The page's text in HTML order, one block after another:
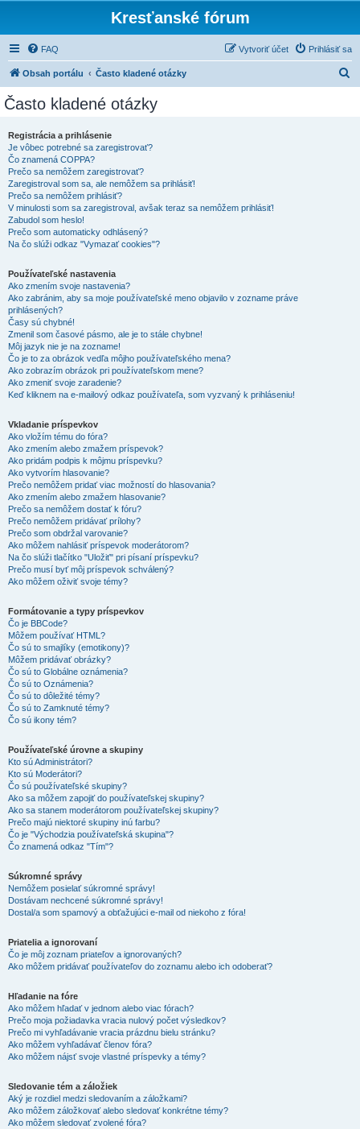
Kresťanské fórum
FAQ Prihlásiť sa
Vytvoriť účet
Obsah portálu Často kladené otázky
Často kladené otázky
Registrácia a prihlásenie
Je vôbec potrebné sa zaregistrovať?
Čo znamená COPPA?
Prečo sa nemôžem zaregistrovať?
Zaregistroval som sa, ale nemôžem sa prihlásiť!
Prečo sa nemôžem prihlásiť?
V minulosti som sa zaregistroval, avšak teraz sa nemôžem prihlásiť!
Zabudol som heslo!
Prečo som automaticky odhlásený?
Na čo slúži odkaz "Vymazať cookies"?
Používateľské nastavenia
Ako zmením svoje nastavenia?
Ako zabránim, aby sa moje používateľské meno objavilo v zozname práve
prihlásených?
Časy sú chybné!
Zmenil som časové pásmo, ale je to stále chybne!
Môj jazyk nie je na zozname!
Čo je to za obrázok vedľa môjho používateľského mena?
Ako zobrazím obrázok pri používateľskom mene?
Ako zmeniť svoje zaradenie?
Keď kliknem na e-mailový odkaz používateľa, som vyzvaný k prihláseniu!
Vkladanie príspevkov
Ako vložím tému do fóra?
Ako zmením alebo zmažem príspevok?
Ako pridám podpis k môjmu príspevku?
Ako vytvorím hlasovanie?
Prečo nemôžem pridať viac možností do hlasovania?
Ako zmením alebo zmažem hlasovanie?
Prečo sa nemôžem dostať k fóru?
Prečo nemôžem pridávať prílohy?
Prečo som obdržal varovanie?
Ako môžem nahlásiť príspevok moderátorom?
Na čo slúži tlačítko "Uložiť" pri písaní príspevku?
Prečo musí byť môj príspevok schválený?
Ako môžem oživiť svoje témy?
Formátovanie a typy príspevkov
Čo je BBCode?
Môžem používať HTML?
Čo sú to smajlíky (emotikony)?
Môžem pridávať obrázky?
Čo sú to Globálne oznámenia?
Čo sú to Oznámenia?
Čo sú to dôležité témy?
Čo sú to Zamknuté témy?
Čo sú ikony tém?
Používateľské úrovne a skupiny
Kto sú Administrátori?
Kto sú Moderátori?
Čo sú používateľské skupiny?
Ako sa môžem zapojiť do používateľskej skupiny?
Ako sa stanem moderátorom používateľskej skupiny?
Prečo majú niektoré skupiny inú farbu?
Čo je "Východzia používateľská skupina"?
Čo znamená odkaz "Tím"?
Súkromné správy
Nemôžem posielať súkromné správy!
Dostávam nechcené súkromné správy!
Dostal/a som spamový a obťažujúci e-mail od niekoho z fóra!
Priatelia a ignorovaní
Čo je môj zoznam priateľov a ignorovaných?
Ako môžem pridávať používateľov do zoznamu alebo ich odoberať?
Hľadanie na fóre
Ako môžem hľadať v jednom alebo viac fórach?
Prečo moja požiadavka vracia nulový počet výsledkov?
Prečo mi vyhľadávanie vracia prázdnu bielu stránku?
Ako môžem vyhľadávať členov fóra?
Ako môžem nájsť svoje vlastné príspevky a témy?
Sledovanie tém a záložiek
Aký je rozdiel medzi sledovaním a záložkami?
Ako môžem záložkovať alebo sledovať konkrétne témy?
Ako môžem sledovať zvolené fóra?